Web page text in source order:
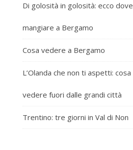
Di golosità in golosità: ecco dove
mangiare a Bergamo
Cosa vedere a Bergamo
L’Olanda che non ti aspetti: cosa
vedere fuori dalle grandi città
Trentino: tre giorni in Val di Non